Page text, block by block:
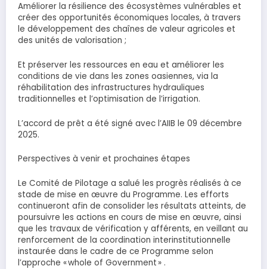
Améliorer la résilience des écosystèmes vulnérables et
créer des opportunités économiques locales, à travers
le développement des chaînes de valeur agricoles et
des unités de valorisation ;
Et préserver les ressources en eau et améliorer les
conditions de vie dans les zones oasiennes, via la
réhabilitation des infrastructures hydrauliques
traditionnelles et l’optimisation de l’irrigation.
L’accord de prêt a été signé avec l’AIIB le 09 décembre
2025.
Perspectives à venir et prochaines étapes
Le Comité de Pilotage a salué les progrès réalisés à ce
stade de mise en œuvre du Programme. Les efforts
continueront afin de consolider les résultats atteints, de
poursuivre les actions en cours de mise en œuvre, ainsi
que les travaux de vérification y afférents, en veillant au
renforcement de la coordination interinstitutionnelle
instaurée dans le cadre de ce Programme selon
l’approche « whole of Government » .